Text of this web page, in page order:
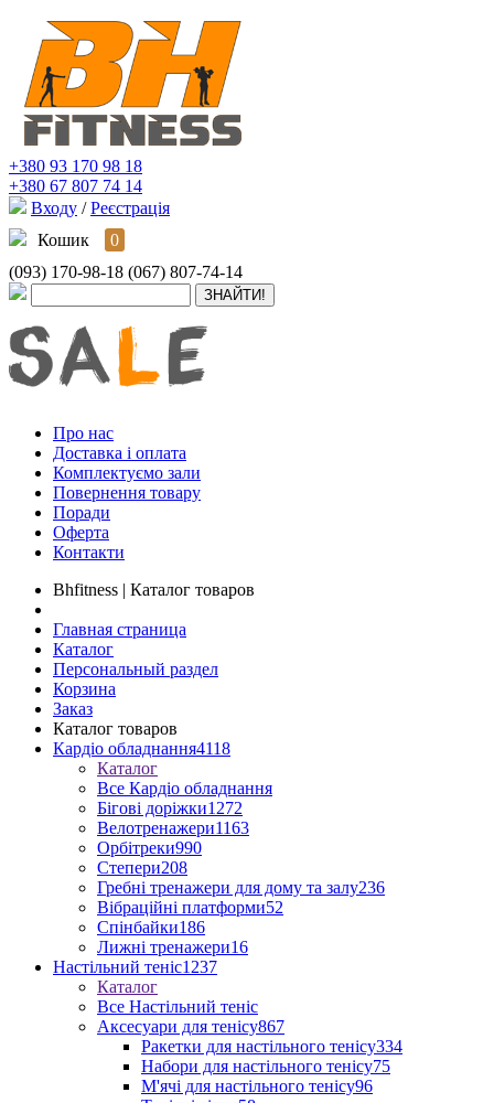
+380 93 170 98 18
+380 67 807 74 14
Входу / Реєстрація
Кошик
0
(093) 170-98-18 (067) 807-74-14
Про нас
Доставка і оплата
Комплектуємо зали
Повернення товару
Поради
Оферта
Контакти
Bhfitness | Каталог товаров
Главная страница
Каталог
Персональный раздел
Корзина
Заказ
Каталог товаров
Кардіо обладнання4118
Каталог
Все Кардіо обладнання
Бігові доріжки1272
Велотренажери1163
Орбітреки990
Степери208
Гребні тренажери для дому та залу236
Вібраційні платформи52
Спінбайки186
Лижні тренажери16
Настільний теніс1237
Каталог
Все Настільний теніс
Аксесуари для тенісу867
Ракетки для настільного тенісу334
Набори для настільного тенісу75
М'ячі для настільного тенісу96